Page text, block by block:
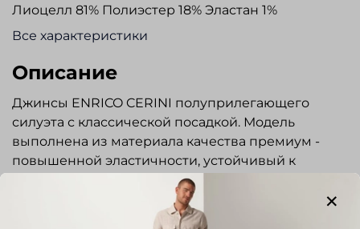
Лиоцелл 81% Полиэстер 18% Эластан 1%
Все характеристики
Описание
Джинсы ENRICO CERINI полуприлегающего
силуэта с классической посадкой. Модель
выполнена из материала качества премиум -
повышенной эластичности, устойчивый к
деформации. Гульфик на молнии, пояс
застегивается на пуговицу. Для
дополнительного комфорта в поясе